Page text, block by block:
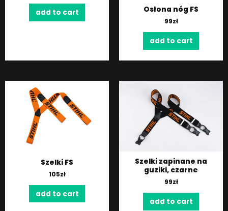
add to cart Osłona nóg FS
99zł
add to cart
Szelki FS
105zł
add to cart
Szelki zapinane na
guziki, czarne
99zł
add to cart